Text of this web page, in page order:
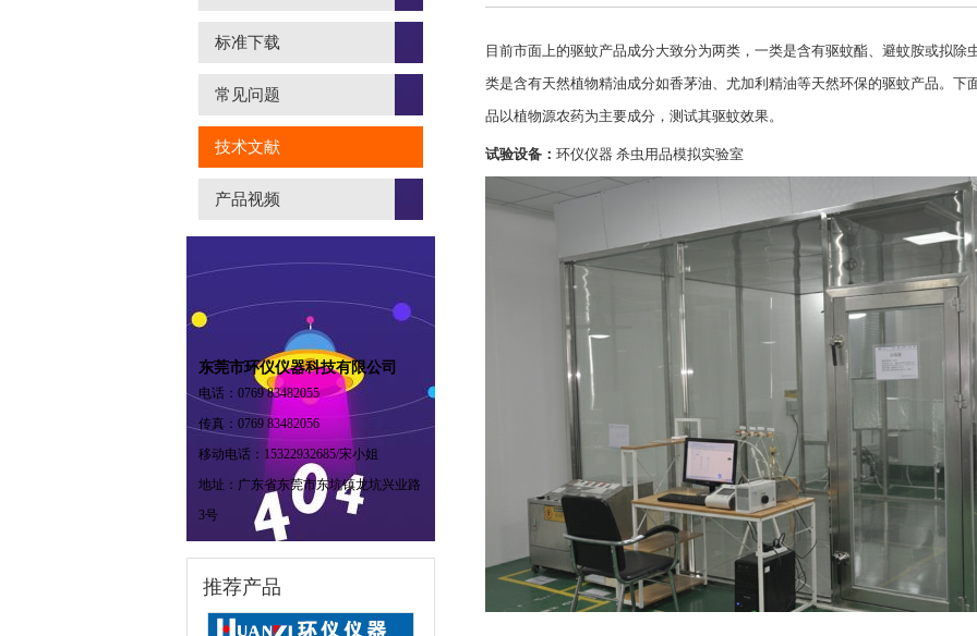
标准下载
常见问题
技术文献
产品视频
东莞市环仪仪器科技有限公司
电话：0769 83482055
传真：0769 83482056
移动电话：15322932685/宋小姐
地址：广东省东莞市东坑镇龙坑兴业路
3号
推荐产品
目前市面上的驱蚊产品成分大致分为两类，一类是含有驱蚊酯、避蚊胺或拟
类是含有天然植物精油成分如香茅油、尤加利精油等天然环保的驱蚊产品。下
品以植物源农药为主要成分，测试其驱蚊效果。
试验设备：环仪仪器 杀虫用品模拟实验室